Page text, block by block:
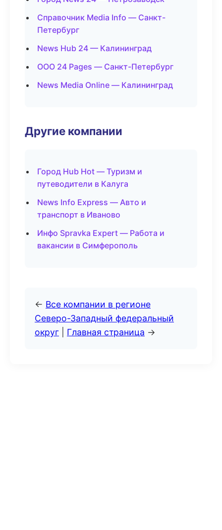
Справочник Media Info — Санкт-
Петербург
News Hub 24 — Калининград
ООО 24 Pages — Санкт-Петербург
News Media Online — Калининград
Другие компании
Город Hub Hot — Туризм и
путеводители в Калуга
News Info Express — Авто и
транспорт в Иваново
Инфо Spravka Expert — Работа и
вакансии в Симферополь
← Все компании в регионе
Северо-Западный федеральный
округ
Главная страница →